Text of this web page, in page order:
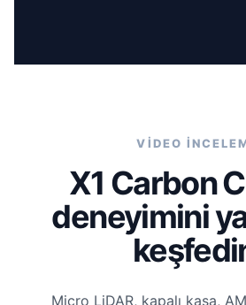
VİDEO
X1 Carbon
deneyimini
Micro LiDAR, kapalı kasa,